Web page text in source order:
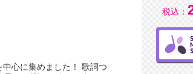
心に集めました！ 歌詞つ
税込：